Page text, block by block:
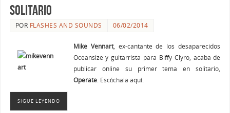
solitario
POR FLASHES AND SOUNDS 06/02/2014
Mike Vennart, ex-cantante de los desaparecidos
Oceansize y guitarrista para Biffy Clyro, acaba de
publicar online su primer tema en solitario,
Operate. Escúchala aquí.
SIGUE LEYENDO